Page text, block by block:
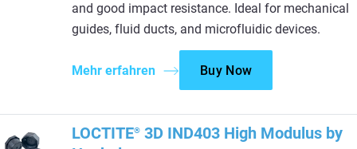
and good impact resistance. Ideal for mechanical
guides, fluid ducts, and microfluidic devices.
Mehr erfahren Buy Now
LOCTITE® 3D IND403 High Modulus by